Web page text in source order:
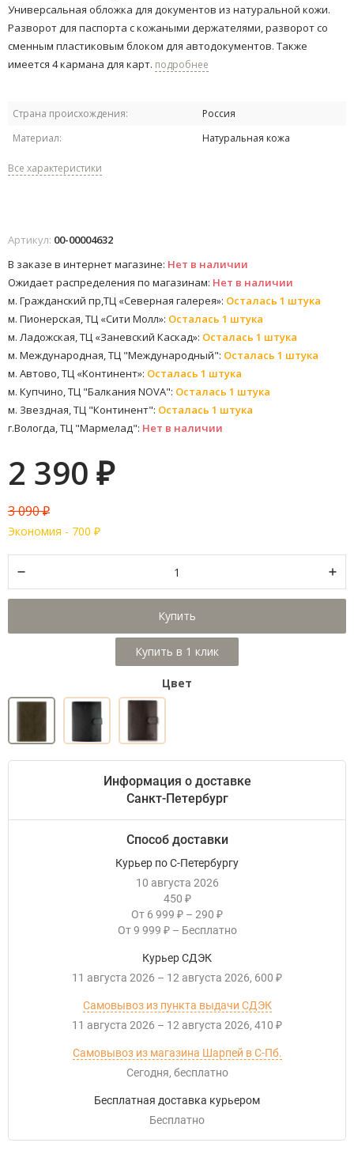
Универсальная обложка для документов из натуральной кожи.
Разворот для паспорта с кожаными держателями, ​разворот со
сменным пластиковым блоком для автодокументов. Также
имеется 4 кармана для карт. подробнее
Страна происхождения:
Россия
Материал:
Натуральная кожа
Все характеристики
Артикул: 00-00004632
В заказе в интернет магазине: Нет в наличии
Ожидает распределения по магазинам: Нет в наличии
м. Гражданский пр,ТЦ «Северная галерея»: Осталась 1 штука
м. Пионерская, ТЦ «Сити Молл»: Осталась 1 штука
м. Ладожская, ТЦ «Заневский Каскад»: Осталась 1 штука
м. Международная, ТЦ "Международный": Осталась 1 штука
м. Автово, ТЦ «Континент»: Осталась 1 штука
м. Купчино, ТЦ "Балкания NOVA": Осталась 1 штука
м. Звездная, ТЦ "Континент": Осталась 1 штука
г.Вологда, ТЦ "Мармелад": Нет в наличии
2 390 ₽
3 090₽
Экономия - 700 ₽
Купить
Цвет
Информация о доставке
Санкт-Петербург
Способ доставки
Курьер по С-Петербургу
10 августа 2026
450 ₽
От 6 999 ₽ – 290 ₽
От 9 999 ₽ – Бесплатно
Курьер СДЭК
11 августа 2026 – 12 августа 2026 600 ₽
Самовывоз из пункта выдачи СДЭК
11 августа 2026 – 12 августа 2026 410 ₽
Самовывоз из магазина Шарпей в С-Пб.
Сегодня
Бесплатно
Бесплатная доставка курьером
Бесплатно